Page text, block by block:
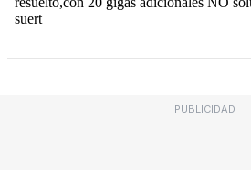
PUBLICIDAD